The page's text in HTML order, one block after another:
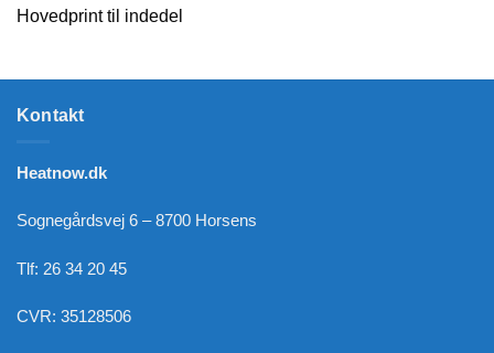
Hovedprint til indedel
Kontakt
Heatnow.dk
Sognegårdsvej 6 – 8700 Horsens
Tlf: 26 34 20 45
CVR: 35128506